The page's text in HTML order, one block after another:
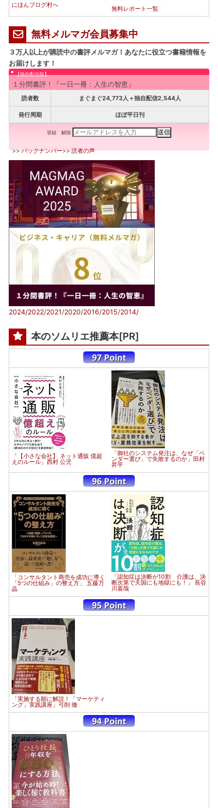
にほんブログ村へ
無料レポート一覧
無料メルマガ会員募集中
３万人以上が購読中の書評メルマガ！あなたに役立つ書籍情報を
お届けします！
【独自配信版】
１分間書評！『一日一冊：人生の智恵』
読者数 まぐまぐ24,773人＋独自配信2,544人
発行周期 ほぼ平日刊
登録 解除
>>バックナンバー>>読者の声
2024/2022/2021/2020/2016/2015/2014/
本のソムリエ推薦本[PR]
「【小さな会社】 ネット通販 億超
えのルール」西村 公児
「御社のシステム発注は、なぜ「ベ
ンダー選び」で失敗するのか」田村
昇平
「コンサルタント商売を成功に導く
「5つの仕組み」の整え方」 五藤万
晶
「認知症は決断が10割 介護は、決
断次第で天国にも地獄にも！」 長谷
川嘉哉
「実施する順に解説！「マーケティ
ング」実践講座」弓削 徹